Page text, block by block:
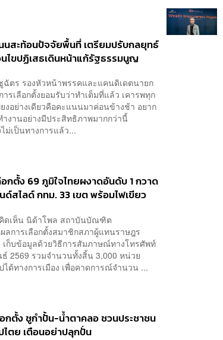
นสะท้อนปัจจัยพื้นที่ เตรียมปรับกลยุทธ์
ไขปฏิเสธเดินหน้าแก้รัฐธรรมนูญ
ตร รองหัวหน้าพรรคและแคนดิเดตนายก
เลือกตั้งยอมรับว่าทำเต็มที่แล้ว เคารพทุก
งอย่างเดียวคือคะแนนมาค่อนข้างช้า อยาก
งานอย่างมีประสิทธิภาพมากกว่านี้
ม่เป็นทางการแล้ว...
กตั้ง 69 ภูมิใจไทยผงาดอันดับ 1 กวาด
สไลด์ กทม. 33 เขต พร้อมไฟเขียว
ดเห็น นิด้าโพล สถาบันบัณฑิต
การเลือกตั้งสมาชิกสภาผู้แทนราษฎร
เก็บข้อมูลด้วยวิธีการสัมภาษณ์ทางโทรศัพท์
2569 รวมจำนวนทั้งสิ้น 3,000 หน่วย
ด้ทางการเมือง เพื่อคาดการณ์จำนวน ...
อกตั้ง ชูกำปั้น-น้ำตาคลอ ชวนประชาชน
ไตย เตือนอย่าปลุกปั่น